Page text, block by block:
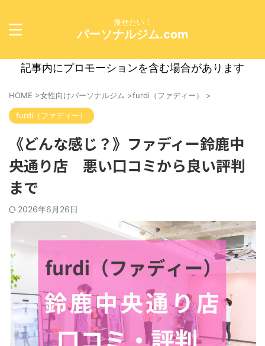
痩せたい！
パーソナルジム.com
記事内にプロモーションを含む場合があります
HOME >女性向けパーソナルジム >furdi（ファディー） >
furdi（ファディー）
《どんな感じ？》ファディー鈴鹿中
央通り店 悪い口コミから良い評判
まで
2026年6月26日